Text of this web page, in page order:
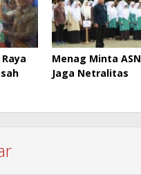
Menag Minta ASN
Jaga Netralitas